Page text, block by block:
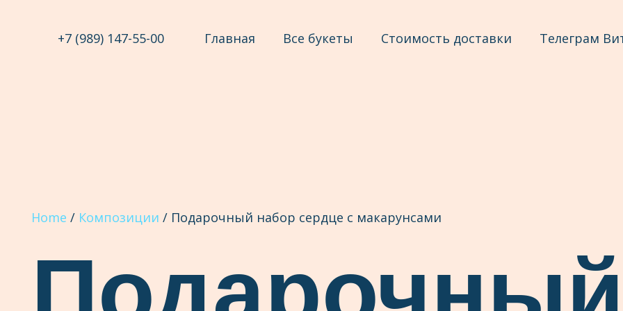
+7 (989) 147-55-00 Главная Все букеты Стоимость доставки Телеграм
Home / Композиции / Подарочный набор сердце с макарунсами